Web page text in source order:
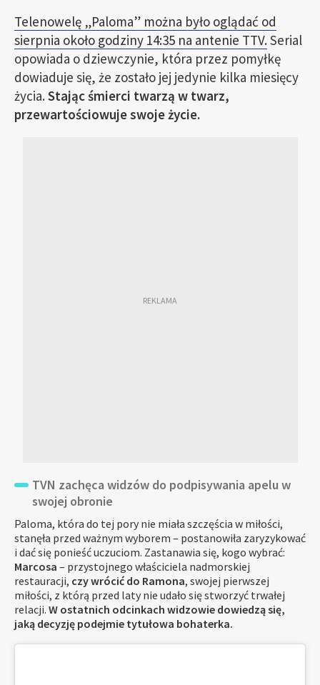
Telenowelę „Paloma” można było oglądać od
sierpnia około godziny 14:35 na antenie TTV.Serial
opowiada o dziewczynie, która przez pomyłkę
dowiaduje się, że zostało jej jedynie kilka miesięcy
życia. Stając śmierci twarzą w twarz,
przewartościowuje swoje życie.
TVN zachęca widzów do podpisywania apelu w
swojej obronie
Paloma, która do tej pory nie miała szczęścia w miłości,
stanęła przed ważnym wyborem – postanowiła zaryzykować
i dać się ponieść uczuciom. Zastanawia się, kogo wybrać:
Marcosa – przystojnego właściciela nadmorskiej
restauracji, czy wrócić do Ramona, swojej pierwszej
miłości, z którą przed laty nie udało się stworzyć trwałej
relacji. W ostatnich odcinkach widzowie dowiedzą się,
jaką decyzję podejmie tytułowa bohaterka.